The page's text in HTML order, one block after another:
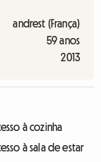
andrest (França)
59 anos
2013
à cozinha
à sala de estar